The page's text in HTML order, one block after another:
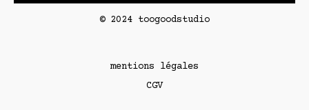
© 2024 toogoodstudio
mentions légales
CGV